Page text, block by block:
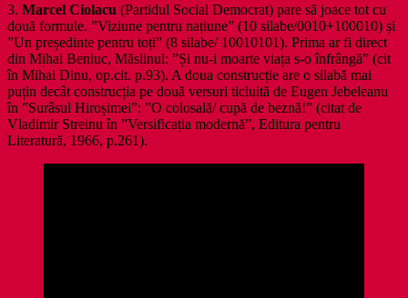
3. Marcel Ciolacu (Partidul Social Democrat) pare să joace tot cu
două formule. ”Viziune pentru națiune” (10 silabe/0010+100010) și
”Un președinte pentru toți” (8 silabe/ 10010101). Prima ar fi direct
din Mihai Beniuc, Măslinul: ”Și nu-i moarte viața s-o înfrângă” (cit
în Mihai Dinu, op.cit. p.93). A doua construcție are o silabă mai
puțin decât construcția pe două versuri ticluită de Eugen Jebeleanu
în ”Surâsul Hiroșimei”: ”O colosală/ cupă de beznă!” (citat de
Vladimir Streinu în ”Versificația modernă”, Editura pentru
Literatură, 1966, p.261).